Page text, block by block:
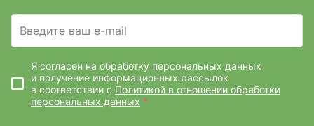
Введите ваш e-mail
Я согласен на обработку персональных данных
и получение информационных рассылок
в соответствии с Политикой в отношении обработки
персональных данных *